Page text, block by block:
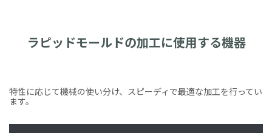
ラピッドモールドの加工に使用する機器
特性に応じて機械の使い分け、スピーディで最適な加工を行ってい
ます。